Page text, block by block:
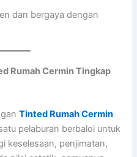
dan bergaya dengan
Rumah Cermin Tingkap
Tinted Rumah Cermin
pelaburan berbaloi untuk
keselesaan, penjimatan,